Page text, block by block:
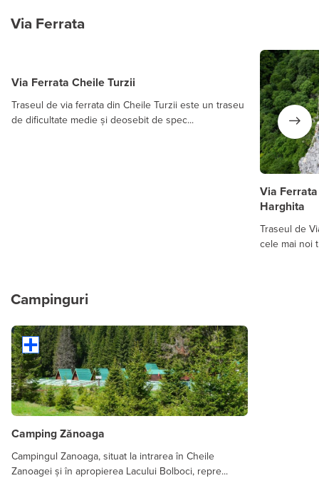
Via Ferrata
Via Ferrata Cheile Turzii
Traseul de via ferrata din Cheile Turzii este un traseu
de dificultate medie și deosebit de spec...
Via
Harghita
Traseul de
cele mai noi
Campinguri
Camping Zănoaga
Campingul Zanoaga, situat la intrarea în Cheile
Zanoagei și în apropierea Lacului Bolboci, repre...